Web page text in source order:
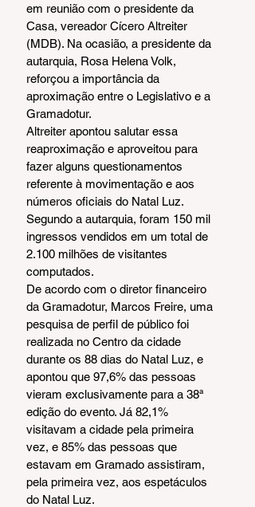
em reunião com o presidente da
Casa, vereador Cícero Altreiter
(MDB). Na ocasião, a presidente da
autarquia, Rosa Helena Volk,
reforçou a importância da
aproximação entre o Legislativo e a
Gramadotur.
Altreiter apontou salutar essa
reaproximação e aproveitou para
fazer alguns questionamentos
referente à movimentação e aos
números oficiais do Natal Luz.
Segundo a autarquia, foram 150 mil
ingressos vendidos em um total de
2.100 milhões de visitantes
computados.
De acordo com o diretor financeiro
da Gramadotur, Marcos Freire, uma
pesquisa de perfil de público foi
realizada no Centro da cidade
durante os 88 dias do Natal Luz, e
apontou que 97,6% das pessoas
vieram exclusivamente para a 38ª
edição do evento. Já 82,1%
visitavam a cidade pela primeira
vez, e 85% das pessoas que
estavam em Gramado assistiram,
pela primeira vez, aos espetáculos
do Natal Luz.